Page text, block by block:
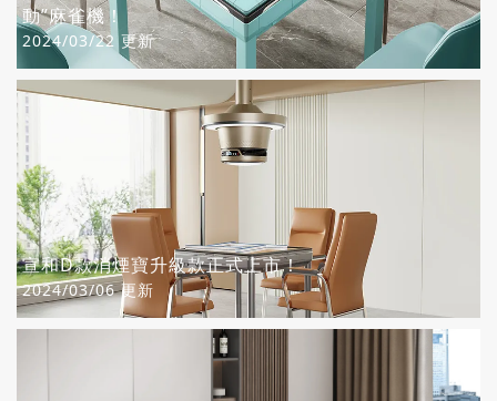
動”麻雀機！
2024/03/22 更新
宣和D款消煙寶升級款正式上市！
2024/03/06 更新